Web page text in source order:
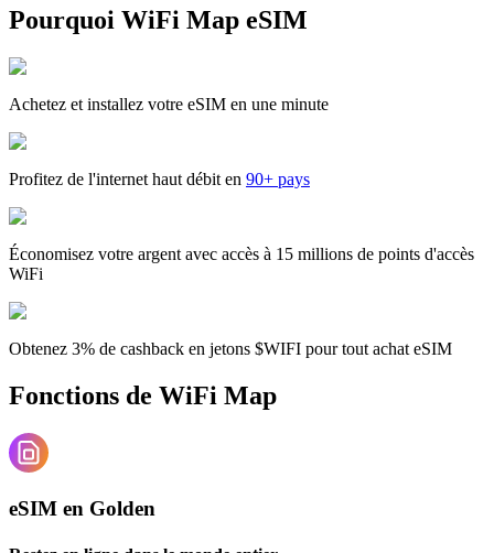
Pourquoi WiFi Map eSIM
Achetez et installez votre eSIM en une minute
Profitez de l'internet haut débit en 90+ pays
Économisez votre argent avec accès à 15 millions de points d'accès
WiFi
Obtenez 3% de cashback en jetons $WIFI pour tout achat eSIM
Fonctions de WiFi Map
eSIM en Golden